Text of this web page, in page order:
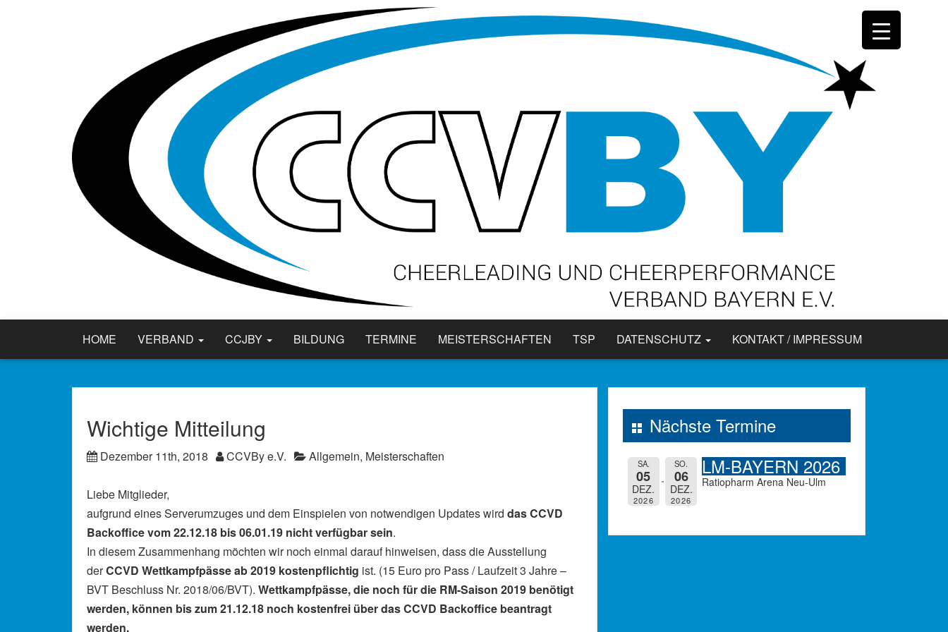
HOME VERBAND CCJBY BILDUNG TERMINE MEISTERSCHAFTEN TSP DATENSCHUTZ KONTAKT / IMPRESSUM
Wichtige Mitteilung
Dezember 11th, 2018 CCVBy e.V. Allgemein, Meisterschaften
Liebe Mitglieder,
aufgrund eines Serverumzuges und dem Einspielen von notwendigen Updates wird das CCVD
Backoffice vom 22.12.18 bis 06.01.19 nicht verfügbar sein.
In diesem Zusammenhang möchten wir noch einmal darauf hinweisen, dass die Ausstellung
derCCVD Wettkampfpässe ab 2019 kostenpflichtig ist. (15 Euro pro Pass / Laufzeit 3 Jahre –
BVT Beschluss Nr. 2018/06/BVT). Wettkampfpässe, die noch für die RM-Saison 2019 benötigt
werden, können bis zum 21.12.18 noch kostenfrei über das CCVD Backoffice beantragt
werden.
Nächste Termine
SA.
05
DEZ.
2026
SO.
06
DEZ.
2026
LM-BAYERN 2026
Ratiopharm Arena Neu-Ulm